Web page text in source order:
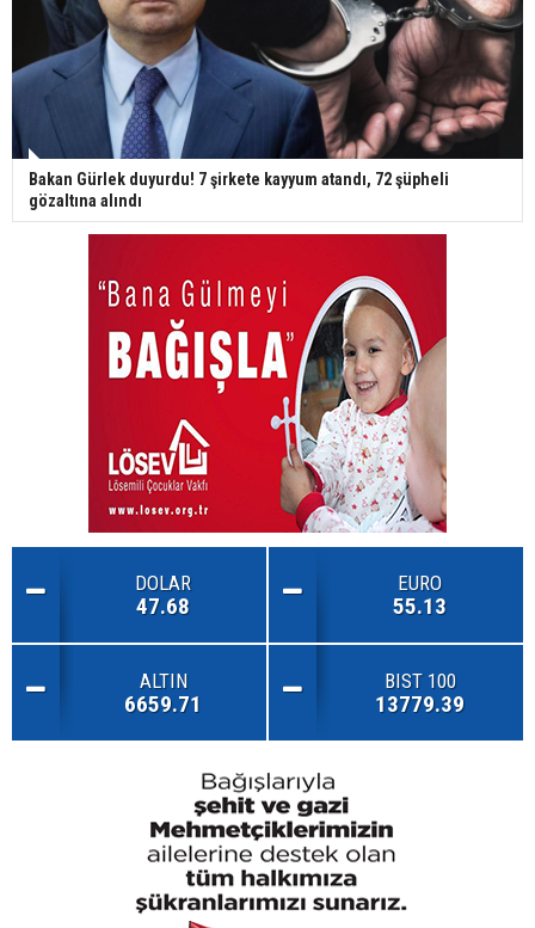
Bakan Gürlek duyurdu! 7 şirkete kayyum atandı, 72 şüpheli
gözaltına alındı
DOLAR
47.68
EURO
55.13
ALTIN
6659.71
BIST 100
13779.39